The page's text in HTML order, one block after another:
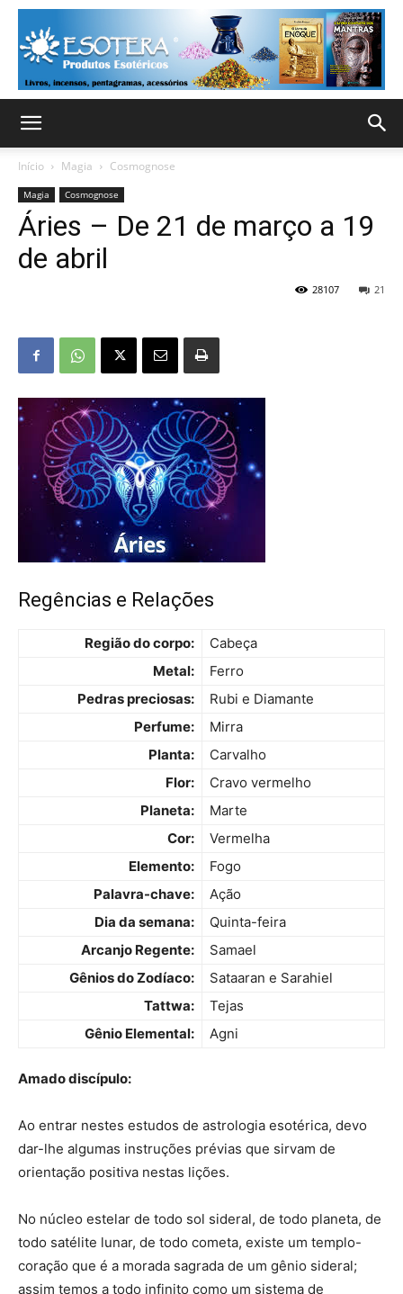
Início Magia Cosmognose
Magia Cosmognose
Áries – De 21 de março a 19
de abril
21
28107
Regências e Relações
Região do corpo:
Cabeça
Metal:
Ferro
Pedras preciosas:
Rubi e Diamante
Perfume:
Mirra
Planta:
Carvalho
Flor:
Cravo vermelho
Planeta:
Marte
Cor:
Vermelha
Elemento:
Fogo
Palavra-chave:
Ação
Dia da semana:
Quinta-feira
Arcanjo Regente:
Samael
Gênios do Zodíaco:
Sataaran e Sarahiel
Tattwa:
Tejas
Gênio Elemental:
Agni
Amado discípulo:
Ao entrar nestes estudos de astrologia esotérica, devo
dar-lhe algumas instruções prévias que sirvam de
orientação positiva nestas lições.
No núcleo estelar de todo sol sideral, de todo planeta, de
todo satélite lunar, de todo cometa, existe um templo-
coração que é a morada sagrada de um gênio sideral;
assim temos a todo infinito como um sistema de